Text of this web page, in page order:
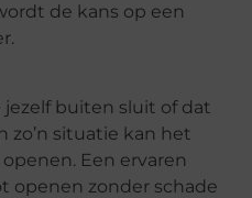
de kans op een
buiten sluit of dat
zo’n situatie kan het
Een ervaren
openen zonder schade